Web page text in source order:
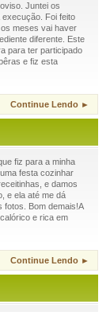
Juntei os
execução. Foi feito
meses vai haver
diferente. Este
para ter participado
e fiz esta
Continue Lendo ►
fiz para a minha
festa cozinhar
e damos
e ela até me dá
Bom demais!A
e rica em
Continue Lendo ►